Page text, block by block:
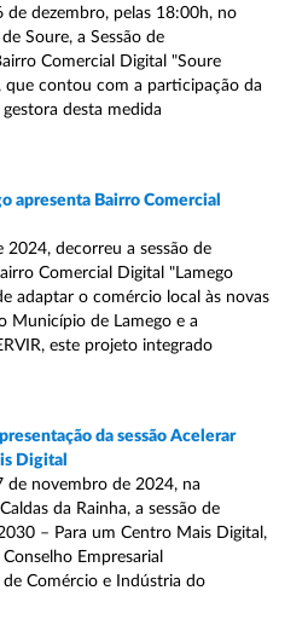
de dezembro, pelas 18:00h, no
Soure, a Sessão de
Comercial Digital "Soure
que contou com a participação da
desta medida
apresenta Bairro Comercial
decorreu a sessão de
Comercial Digital "Lamego
adaptar o comércio local às novas
Município de Lamego e a
este projeto integrado
da sessão Acelerar
Digital
de novembro de 2024, na
da Rainha, a sessão de
– Para um Centro Mais Digital,
Empresarial
Comércio e Indústria do